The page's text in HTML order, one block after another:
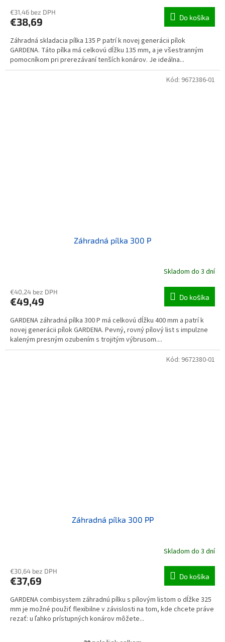
€31,46 bez DPH
€38,69 Do košíka
Záhradná skladacia pílka 135 P patrí k novej generácii pílok
GARDENA. Táto pílka má celkovú dĺžku 135 mm, a je všestranným
pomocníkom pri prerezávaní tenších konárov. Je ideálna...
Záhradná pílka 300 P
Skladom do 3 dní
€40,24 bez DPH
€49,49 Do košíka
GARDENA záhradná pílka 300 P má celkovú dĺžku 400 mm a patrí k
novej generácii pílok GARDENA. Pevný, rovný pílový list s impulzne
kaleným presným ozubením s trojitým výbrusom....
Kód: 9672386-01
Záhradná pílka 300 PP
Skladom do 3 dní
€30,64 bez DPH
€37,69 Do košíka
GARDENA combisystem záhradnú pílku s pílovým listom o dĺžke 325
mm je možné použiť flexibilne v závislosti na tom, kde chcete práve
rezať: u ľahko prístupných konárov môžete...
Kód: 9672380-01